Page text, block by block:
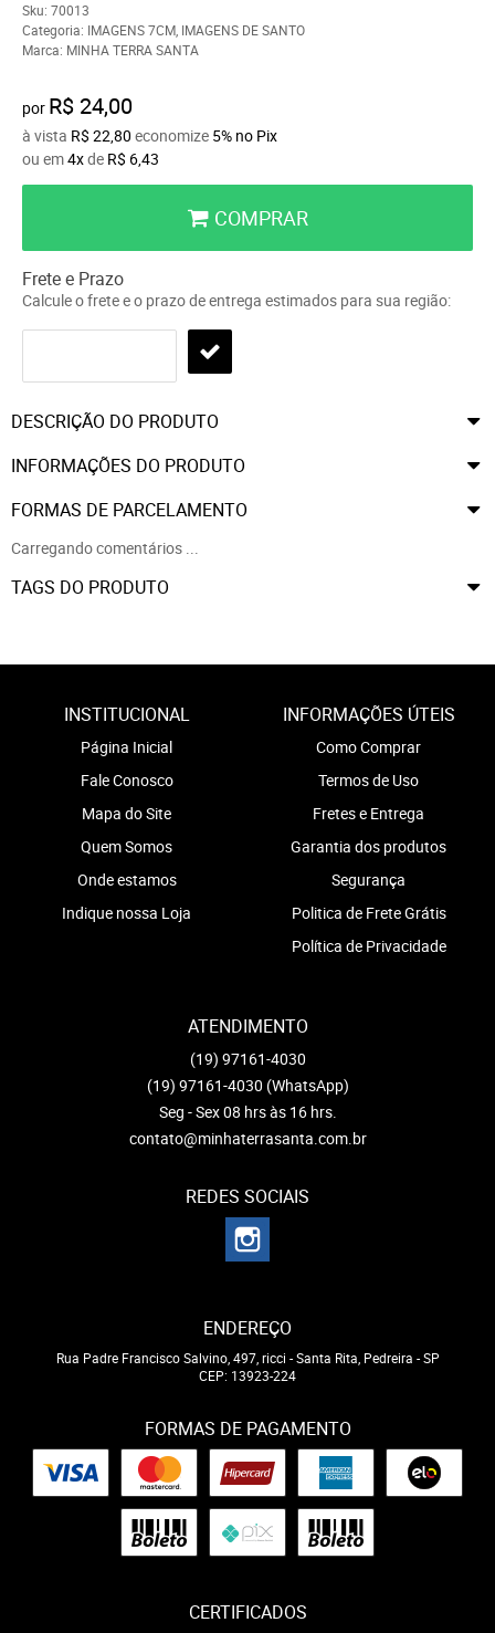
Sku: 70013
Categoria: IMAGENS 7CM IMAGENS DE SANTO
Marca: MINHA TERRA SANTA
por R$ 24,00
à vista R$ 22,80 economize 5% no Pix
ou em4xde R$ 6,43
COMPRAR
Frete e Prazo
Calcule o frete e o prazo de entrega estimados para sua região:
DESCRIÇÃO DO PRODUTO
INFORMAÇÕES DO PRODUTO
FORMAS DE PARCELAMENTO
Carregando comentários ...
TAGS DO PRODUTO
INSTITUCIONAL
Página Inicial
Fale Conosco
Mapa do Site
Quem Somos
Onde estamos
Indique nossa Loja
INFORMAÇÕES ÚTEIS
Como Comprar
Termos de Uso
Fretes e Entrega
Garantia dos produtos
Segurança
Politica de Frete Grátis
Política de Privacidade
ATENDIMENTO
(19) 97161-4030
(19) 97161-4030 (WhatsApp)
Seg - Sex 08 hrs às 16 hrs.
contato@minhaterrasanta.com.br
REDES SOCIAIS
ENDEREÇO
Rua Padre Francisco Salvino, 497, ricci -Santa Rita, Pedreira -SP
CEP: 13923-224
FORMAS DE PAGAMENTO
CERTIFICADOS